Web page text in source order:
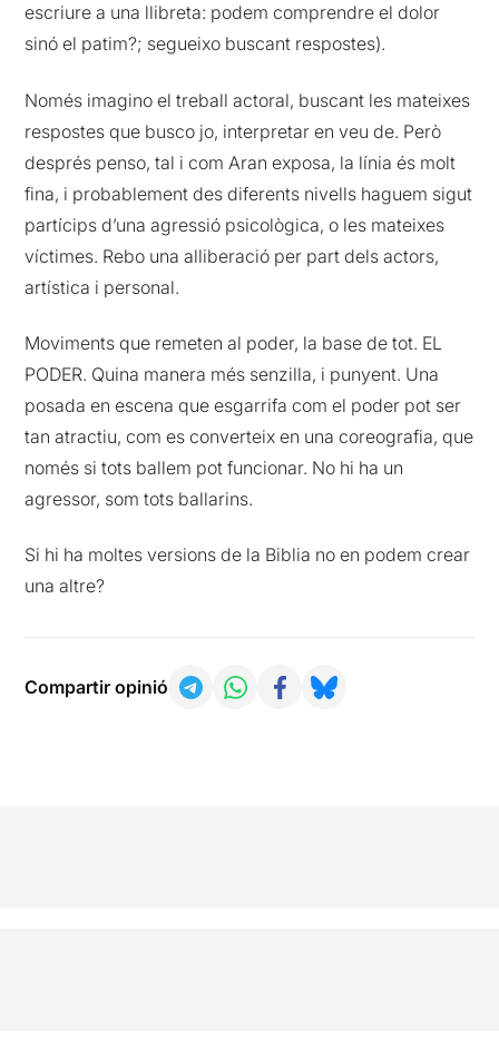
escriure a una llibreta: podem comprendre el dolor
sinó el patim?; segueixo buscant respostes).
Només imagino el treball actoral, buscant les mateixes
respostes que busco jo, interpretar en veu de. Però
després penso, tal i com Aran exposa, la línia és molt
fina, i probablement des diferents nivells haguem sigut
partícips d’una agressió psicològica, o les mateixes
víctimes. Rebo una alliberació per part dels actors,
artística i personal.
Moviments que remeten al poder, la base de tot. EL
PODER. Quina manera més senzilla, i punyent. Una
posada en escena que esgarrifa com el poder pot ser
tan atractiu, com es converteix en una coreografia, que
només si tots ballem pot funcionar. No hi ha un
agressor, som tots ballarins.
Si hi ha moltes versions de la Biblia no en podem crear
una altre?
Compartir opinió